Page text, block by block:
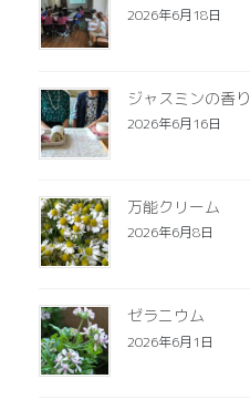
2026年6月18日
ジャスミンの香り
2026年6月16日
万能クリーム
2026年6月8日
ゼラニウム
2026年6月1日